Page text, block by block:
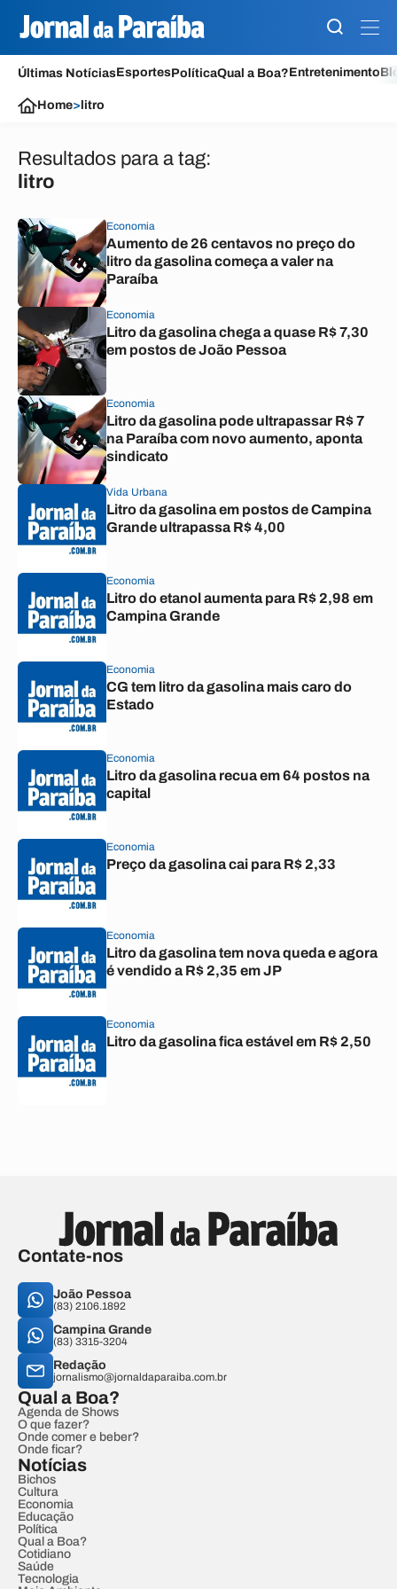
Últimas NotíciasEsportesPolíticaQual a Boa?Entretenimento
Home> litro
Resultados para a tag:
litro
Economia
Aumento de 26 centavos no preço do
litro da gasolina começa a valer na
Paraíba
Economia
Litro da gasolina chega a quase R$ 7,30
em postos de João Pessoa
Economia
Litro da gasolina pode ultrapassar R$ 7
na Paraíba com novo aumento, aponta
sindicato
Vida Urbana
Litro da gasolina em postos de Campina
Grande ultrapassa R$ 4,00
Economia
Litro do etanol aumenta para R$ 2,98 em
Campina Grande
Economia
CG tem litro da gasolina mais caro do
Estado
Economia
Litro da gasolina recua em 64 postos na
capital
Economia
Preço da gasolina cai para R$ 2,33
Economia
Litro da gasolina tem nova queda e agora
é vendido a R$ 2,35 em JP
Economia
Litro da gasolina fica estável em R$ 2,50
Contate-nos
João Pessoa
(83) 2106.1892
Campina Grande
(83) 3315-3204
Redação
jornalismo@jornaldaparaiba.com.br
Qual a Boa?
Agenda de Shows
O que fazer?
Onde comer e beber?
Onde ficar?
Notícias
Bichos
Cultura
Economia
Educação
Política
Qual a Boa?
Cotidiano
Saúde
Tecnologia